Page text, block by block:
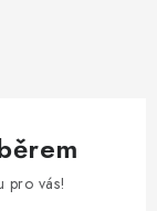
pro vás!